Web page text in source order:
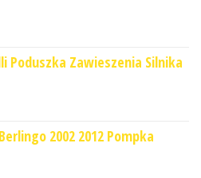
Poduszka Zawieszenia Silnika
2002 2012 Pompka